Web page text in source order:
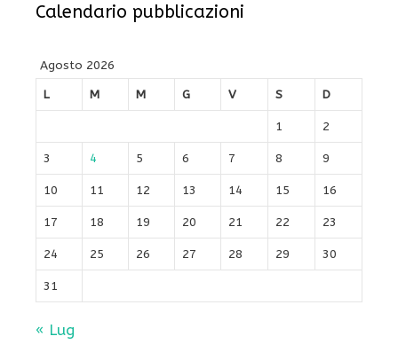
Calendario pubblicazioni
Agosto 2026
L
M M G V S D
1 2
3 4 5 6 7 8 9
10 11 12 13 14 15 16
17 18 19 20 21 22 23
24 25 26 27 28 29 30
31
« Lug